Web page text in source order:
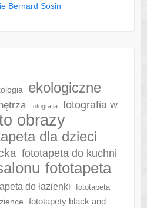
Bernard Sosin
ekologiczne
fotografia
fotografia w
obrazy
dla dzieci
fototapeta do kuchni
fototapeta
do łazienki
fototapeta
fototapety black and